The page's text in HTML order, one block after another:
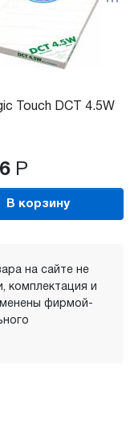
Touch DCT 4.5W
Р
В корзину
на сайте не
комплектация и
фирмой-